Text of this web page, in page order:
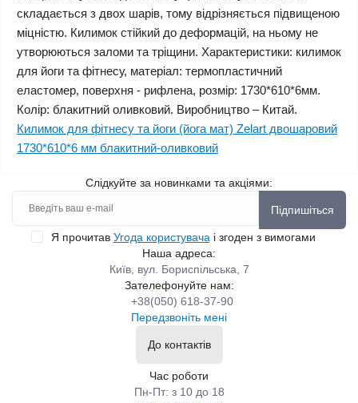
складається з двох шарів, тому відрізняється підвищеною
міцністю. Килимок стійкий до деформацій, на ньому не
утворюються заломи та тріщини. Характеристики: килимок
для йоги та фітнесу, матеріал: термопластичний
еластомер, поверхня - рифлена, розмір: 1730*610*6мм.
Колір: блакитний оливковий. Виробництво – Китай.
Килимок для фітнесу та йоги (йога мат) Zelart двошаровий
1730*610*6 мм блакитний-оливковий
Слідкуйте за новинками та акціями:
Підпишіться
Я прочитав Угода користувача і згоден з вимогами
Наша адреса:
Київ, вул. Бориспільська, 7
Зателефонуйте нам:
+38(050) 618-37-90
Передзвоніть мені
До контактів
Час роботи
Пн-Пт: з 10 до 18